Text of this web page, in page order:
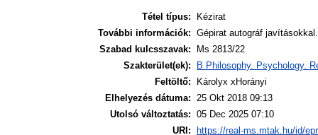
Tétel típus:
Kézirat
További információk: Gépirat autográf javításokkal.
Szabad kulcsszavak:
Ms 2813/22
Szakterület(ek):
B Philosophy. Psychology.
Feltöltő:
Károlyx xHorányi
Elhelyezés dátuma: 25 Okt 2018 09:13
Utolsó változtatás: 05 Dec 2025 07:10
URI:
https://real-ms.mtak.hu/id/